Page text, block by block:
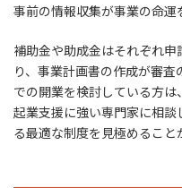
事前の情報収集が事業の命運
補助金や助成金はそれぞれ
り、事業計画書の作成が審
での開業を検討している方
起業支援に強い専門家に相
る最適な制度を見極めること